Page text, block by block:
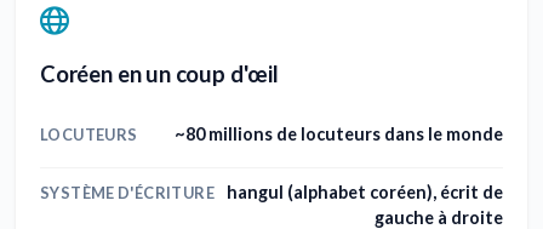
Coréen en un coup d'œil
LOCUTEURS ~80 millions de locuteurs dans le monde
SYSTÈME D'ÉCRITURE
hangul (alphabet coréen), écrit de
gauche à droite